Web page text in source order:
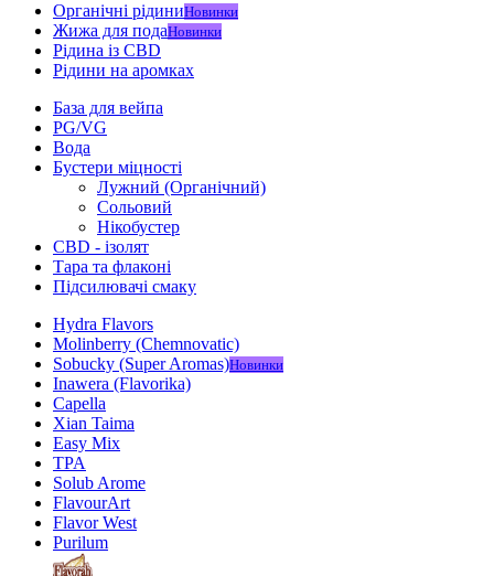
Органічні рідиниНовинки
Жижа для подаНовинки
Рідина із CBD
Рідини на аромках
База для вейпа
PG/VG
Вода
Бустери міцності
Лужний (Органічний)
Сольовий
Нікобустер
CBD - ізолят
Тара та флаконі
Підсилювачі смаку
Hydra Flavors
Molinberry (Chemnovatic)
Sobucky (Super Aromas)Новинки
Inawera (Flavorika)
Capella
Xian Taima
Easy Mix
TPA
Solub Arome
FlavourArt
Flavor West
Purilum